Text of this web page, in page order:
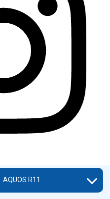
AQUOS R11